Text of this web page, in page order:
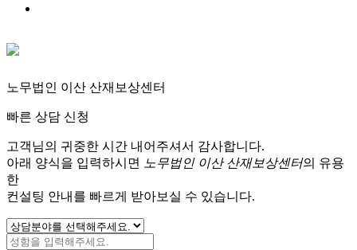
노무법인 이산 산재보상센터
빠른 상담 신청
고객님의 귀중한 시간 내어주셔서 감사합니다.
아래 양식을 입력하시면
노무법인 이산 산재보상센터의 유용
한
컨설팅 안내를 빠르게 받아보실 수 있습니다.